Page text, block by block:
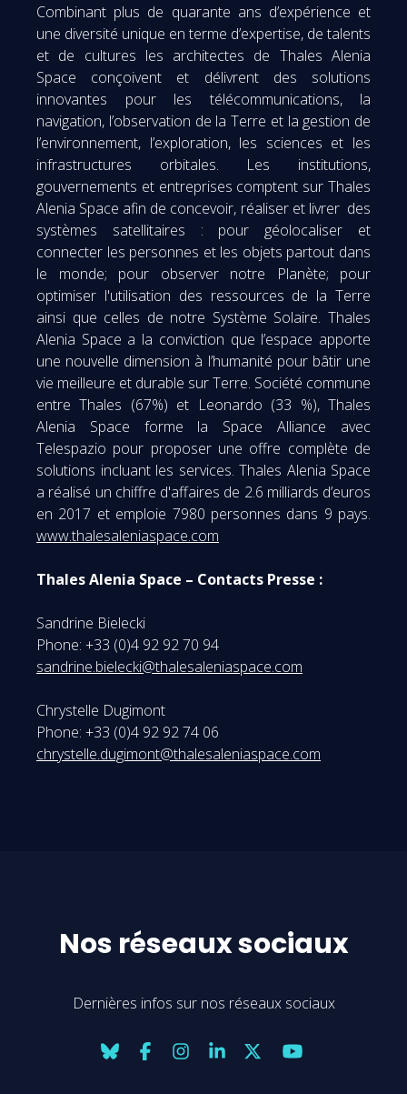
Combinant plus de quarante ans d’expérience et
une diversité unique en terme d’expertise, de talents
et de cultures les architectes de Thales Alenia
Space conçoivent et délivrent des solutions
innovantes pour les télécommunications, la
navigation, l’observation de la Terre et la gestion de
l’environnement, l’exploration, les sciences et les
infrastructures orbitales. Les institutions,
gouvernements et entreprises comptent sur Thales
Alenia Space afin de concevoir, réaliser et livrer des
systèmes satellitaires : pour géolocaliser et
connecter les personnes et les objets partout dans
le monde; pour observer notre Planète; pour
optimiser l'utilisation des ressources de la Terre
ainsi que celles de notre Système Solaire. Thales
Alenia Space a la conviction que l’espace apporte
une nouvelle dimension à l’humanité pour bâtir une
vie meilleure et durable sur Terre. Société commune
entre Thales (67%) et Leonardo (33 %), Thales
Alenia Space forme la Space Alliance avec
Telespazio pour proposer une offre complète de
solutions incluant les services. Thales Alenia Space
a réalisé un chiffre d'affaires de 2.6 milliards d’euros
en 2017 et emploie 7980 personnes dans 9 pays.
www.thalesaleniaspace.com
Thales Alenia Space – Contacts Presse :
Sandrine Bielecki
Phone: +33 (0)4 92 92 70 94
sandrine.bielecki@thalesaleniaspace.com
Chrystelle Dugimont
Phone: +33 (0)4 92 92 74 06
chrystelle.dugimont@thalesaleniaspace.com
Nos réseaux sociaux
Dernières infos sur nos réseaux sociaux